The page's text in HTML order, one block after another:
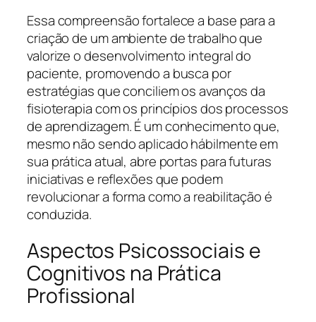
Essa compreensão fortalece a base para a
criação de um ambiente de trabalho que
valorize o desenvolvimento integral do
paciente, promovendo a busca por
estratégias que conciliem os avanços da
fisioterapia com os princípios dos processos
de aprendizagem. É um conhecimento que,
mesmo não sendo aplicado hábilmente em
sua prática atual, abre portas para futuras
iniciativas e reflexões que podem
revolucionar a forma como a reabilitação é
conduzida.
Aspectos Psicossociais e
Cognitivos na Prática
Profissional